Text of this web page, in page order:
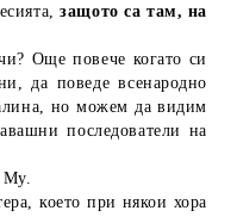
защото са там, на
Още повече когато си
да поведе всенародно
но можем да видим
последователи на
Му.
което при някои хора